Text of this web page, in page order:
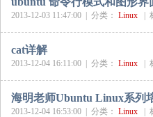
2013-12-03 11:47:00 | 分类： Linux
cat详解
2013-12-04 16:11:00 | 分类： Linux
海明老师Ubuntu Linux系列
2013-12-04 16:53:00 | 分类： Linux